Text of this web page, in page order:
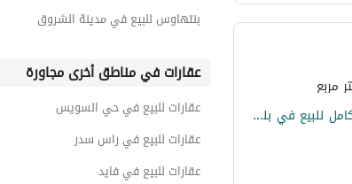
بينتهاوس للبيع بفيو على البحر ومفروش بالكامل للبيع في بلومار دوم – العين السخنه - استلام فورى -blumar Dome
بنتهاوس للبيع في مدينة الشروق
عقارات في مناطق أخرى مجاورة
عقارات للبيع في حي السويس
عقارات للبيع في راس سدر
عقارات للبيع في فايد